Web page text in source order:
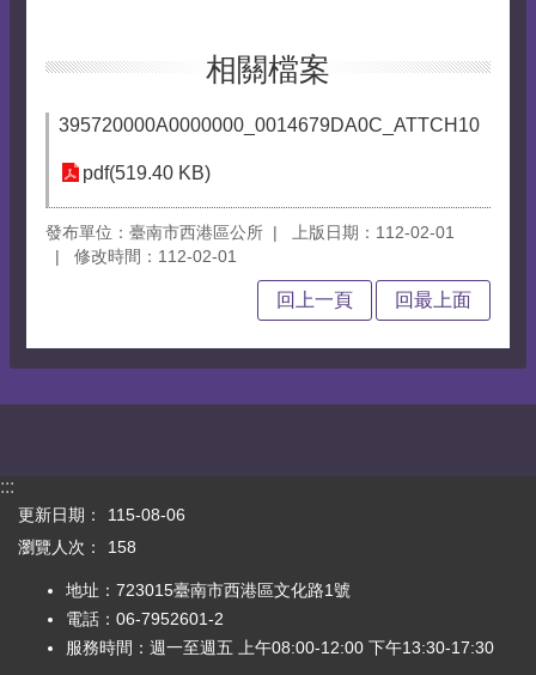
相關檔案
395720000A0000000_0014679DA0C_ATTCH10
pdf(519.40 KB)
發布單位：臺南市西港區公所
上版日期：112-02-01
修改時間：112-02-01
回上一頁 回最上面
:::
更新日期：
115-08-06
瀏覽人次：
158
地址：723015臺南市西港區文化路1號
電話：06-7952601-2
服務時間：週一至週五 上午08:00-12:00 下午13:30-17:30